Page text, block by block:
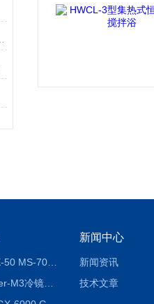
MF-50 MX-50 MS-70卤素水分测定仪 红外线水分仪
Dew Master-M3冷镜式露点仪
新闻中心
新闻资讯
技术文章